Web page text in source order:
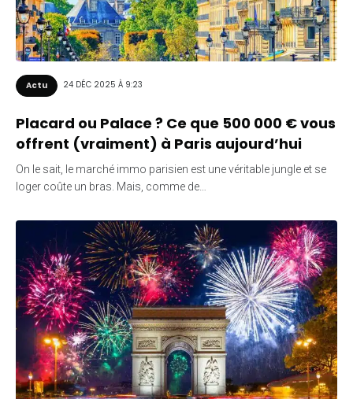
Actu 24 DÉC 2025 À 9:23
Placard ou Palace ? Ce que 500 000 € vous
offrent (vraiment) à Paris aujourd’hui
On le sait, le marché immo parisien est une véritable jungle et se
loger coûte un bras. Mais, comme de…